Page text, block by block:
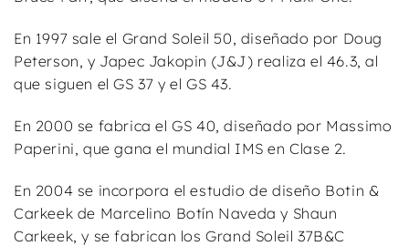
En 1997 sale el Grand Soleil 50, diseñado por Doug
Peterson, y Japec Jakopin (J&J) realiza el 46.3, al
que siguen el GS 37 y el GS 43.
En 2000 se fabrica el GS 40, diseñado por Massimo
Paperini, que gana el mundial IMS en Clase 2.
En 2004 se incorpora el estudio de diseño Botin &
Carkeek de Marcelino Botín Naveda y Shaun
Carkeek, y se fabrican los Grand Soleil 37B&C